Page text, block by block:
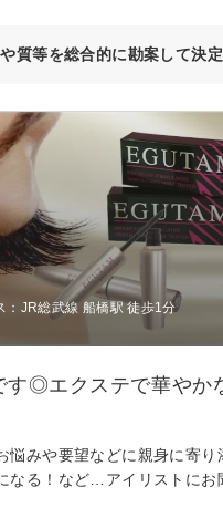
質等を総合的に勘案して決定
：JR総武線 船橋駅 徒歩1分
◎エクステで華やか
みや要望などに親身に寄り
なる！など…アイリストに